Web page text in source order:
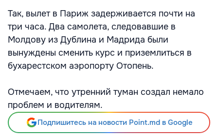
Так, вылет в Париж задерживается почти на
три часа. Два самолета, следовавшие в
Молдову из Дублина и Мадрида были
вынуждены сменить курс и приземлиться в
бухарестском аэропорту Отопень.
Отмечаем, что утренний туман создал немало
проблем и водителям.
Подпишитесь на новости Point.md в Google